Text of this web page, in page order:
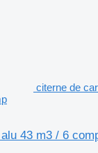
citerne de
43 m3 / 6